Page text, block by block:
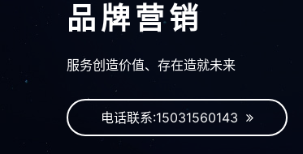
品牌营销
服务创造价值、存在造就未来
电话联系:15031560143